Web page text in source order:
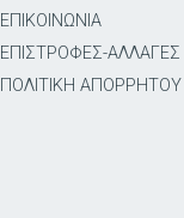
ΕΠΙΚΟΙΝΩΝΙΑ
ΕΠΙΣΤΡΟΦΕΣ-ΑΛΛΑΓΕΣ
ΠΟΛΙΤΙΚΗ ΑΠΟΡΡΗΤΟΥ